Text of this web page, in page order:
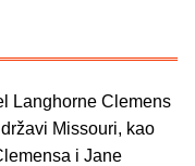
Langhorne Clemens
Missouri, kao
i Jane